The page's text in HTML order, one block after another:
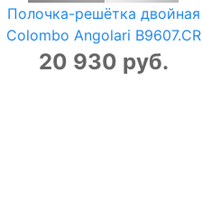
Полочка-решётка двойная
Colombo Angolari B9607.CR
20 930 руб.